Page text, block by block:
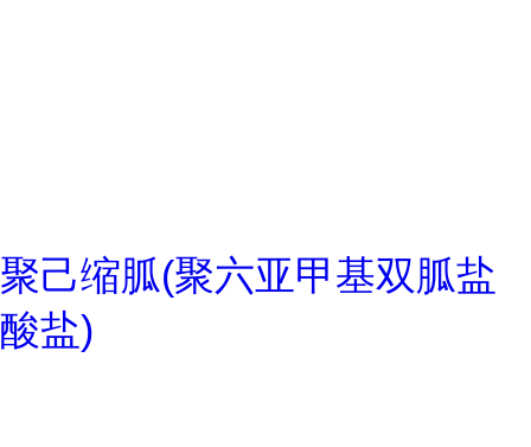
聚己缩胍(聚六亚甲基双胍盐
酸盐)